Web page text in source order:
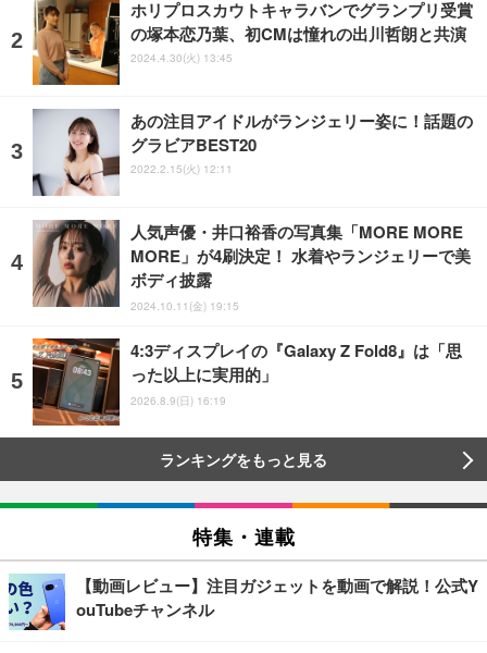
ホリプロスカウトキャラバンでグランプリ受賞
の塚本恋乃葉、初CMは憧れの出川哲朗と共演
2024.4.30(火) 13:45
あの注目アイドルがランジェリー姿に！話題の
グラビアBEST20
2022.2.15(火) 12:11
人気声優・井口裕香の写真集「MORE MORE
MORE」が4刷決定！ 水着やランジェリーで美
ボディ披露
2024.10.11(金) 19:15
4:3ディスプレイの『Galaxy Z Fold8』は「思
った以上に実用的」
2026.8.9(日) 16:19
ランキングをもっと見る
特集・連載
【動画レビュー】注目ガジェットを動画で解説！公式Y
ouTubeチャンネル